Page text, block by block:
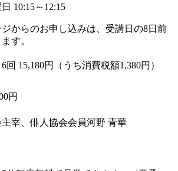
10:15～12:15
からのお申し込みは、受講日の8日前
す。
回 15,180円（うち消費税額1,380円）
円
宰、俳人協会会員河野 青華